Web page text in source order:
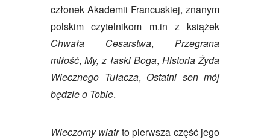
członek Akademii Francuskiej, znanym
polskim czytelnikom m.in z książek
Chwała Cesarstwa, Przegrana
miłość,My, z łaski Boga, Historia Żyda
Wiecznego Tułacza, Ostatni sen mój
będzie o Tobie.
Wieczorny wiatrto pierwsza część jego